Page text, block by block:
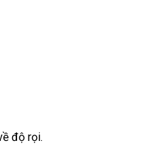
độ rọi.